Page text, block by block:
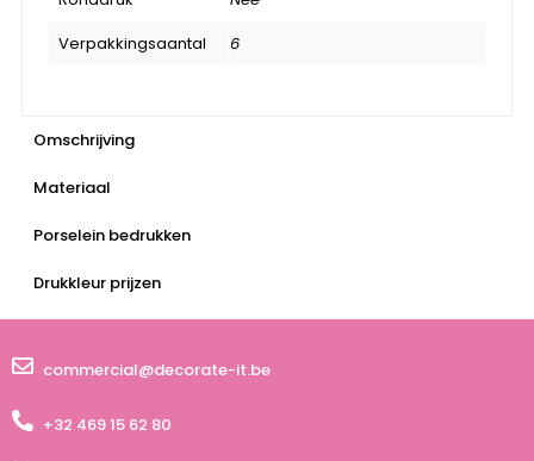
Verpakkingsaantal
6
Omschrijving
Materiaal
Porselein bedrukken
Drukkleur prijzen
commercial@decorate-it.be
+32 469 15 62 80